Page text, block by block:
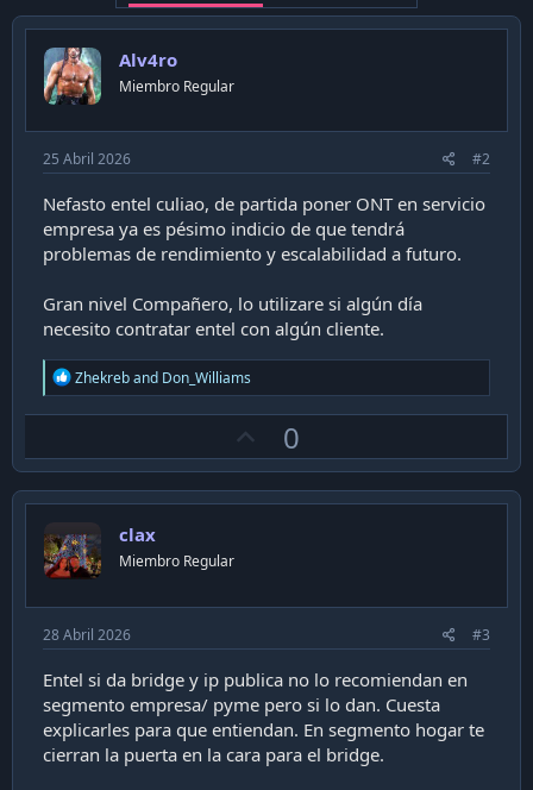
Alv4ro
Miembro Regular
25 Abril 2026 #2
Nefasto entel culiao, de partida poner ONT en servicio
empresa ya es pésimo indicio de que tendrá
problemas de rendimiento y escalabilidad a futuro.
Gran nivel Compañero, lo utilizare si algún día
necesito contratar entel con algún cliente.
R
e
a
i
o
n
:
Zhekreband Don_Williams
p
v
0
clax
Miembro Regular
28 Abril 2026 #3
Entel si da bridge y ip publica no lo recomiendan en
segmento empresa/ pyme pero si lo dan. Cuesta
explicarles para que entiendan. En segmento hogar te
cierran la puerta en la cara para el bridge.